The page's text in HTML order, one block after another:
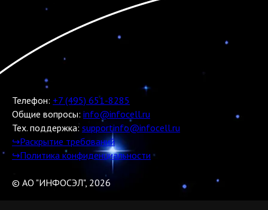
Телефон: +7 (495) 651-8285
Общие вопросы: info@infocell.ru
Тех. поддержка: supportinfo@infocell.ru
↪Раскрытие требований
↪Политика конфиденциальности
© АО "ИНФОСЭЛ", 2026